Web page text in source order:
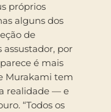
próprios
alguns dos
de
assustador, por
é mais
Murakami tem
realidade — e
os